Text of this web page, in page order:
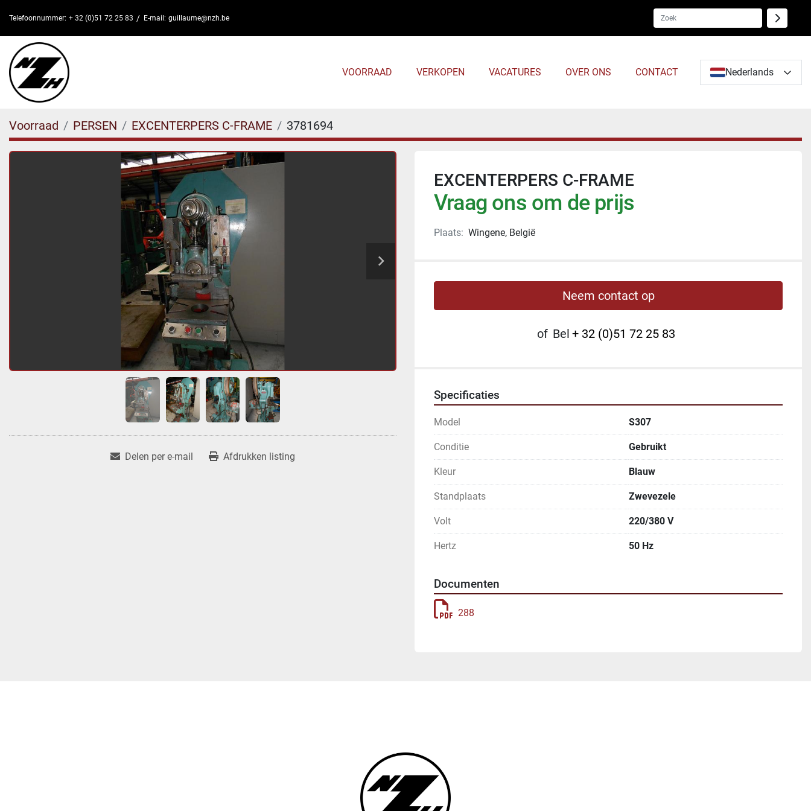
Telefoonnummer: + 32 (0)51 72 25 83 E-mail: guillaume@nzh.be
VOORRAAD VERKOPEN VACATURES OVER ONS CONTACT Nederlands
Voorraad PERSEN EXCENTERPERS C-FRAME 3781694
Delen per e-mail Afdrukken listing
EXCENTERPERS C-FRAME
Vraag ons om de prijs
Plaats: Wingene, België
Neem contact op
of Bel + 32 (0)51 72 25 83
Specificaties
Model S307
Conditie Gebruikt
Kleur Blauw
Standplaats Zwevezele
Volt 220/380 V
Hertz 50 Hz
Documenten
288